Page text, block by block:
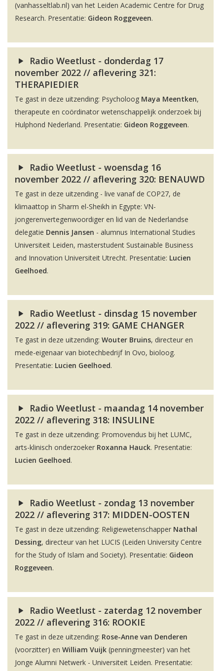
(vanhasseltlab.nl) van het Leiden Academic Centre for Drug
Research. Presentatie: Gideon Roggeveen.
Radio Weetlust - donderdag 17
november 2022 // aflevering 321:
THERAPIEDIER
Te gast in deze uitzending: Psycholoog Maya Meentken,
therapeute en coördinator wetenschappelijk onderzoek bij
Hulphond Nederland. Presentatie: Gideon Roggeveen.
Radio Weetlust - woensdag 16
november 2022 // aflevering 320: BENAUWD
Te gast in deze uitzending - live vanaf de COP27, de
klimaattop in Sharm el-Sheikh in Egypte: VN-
jongerenvertegenwoordiger en lid van de Nederlandse
delegatie Dennis Jansen - alumnus International Studies
Universiteit Leiden, masterstudent Sustainable Business
and Innovation Universiteit Utrecht. Presentatie: Lucien
Geelhoed.
Radio Weetlust - dinsdag 15 november
2022 // aflevering 319: GAME CHANGER
Te gast in deze uitzending: Wouter Bruins, directeur en
mede-eigenaar van biotechbedrijf In Ovo, bioloog.
Presentatie: Lucien Geelhoed.
Radio Weetlust - maandag 14 november
2022 // aflevering 318: INSULINE
Te gast in deze uitzending: Promovendus bij het LUMC,
arts-klinisch onderzoeker Roxanna Hauck. Presentatie:
Lucien Geelhoed.
Radio Weetlust - zondag 13 november
2022 // aflevering 317: MIDDEN-OOSTEN
Te gast in deze uitzending: Religiewetenschapper Nathal
Dessing, directeur van het LUCIS (Leiden University Centre
for the Study of Islam and Society). Presentatie: Gideon
Roggeveen.
Radio Weetlust - zaterdag 12 november
2022 // aflevering 316: ROOKIE
Te gast in deze uitzending: Rose-Anne van Denderen
(voorzitter) en William Vuijk (penningmeester) van het
Jonge Alumni Netwerk - Universiteit Leiden. Presentatie: